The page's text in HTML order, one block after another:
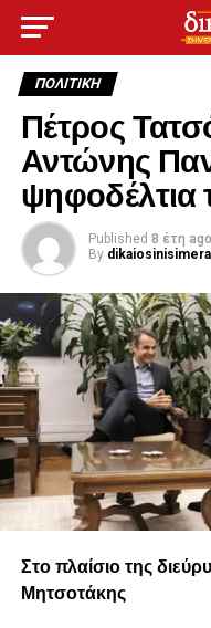
ΠΟΛΙΤΙΚΉ
Πέτρος
Αντώνης
ψηφοδέλτια
Published 8 έτη ago
By dikaiosinisimera
Στο πλαίσιο της
Μητσοτάκης